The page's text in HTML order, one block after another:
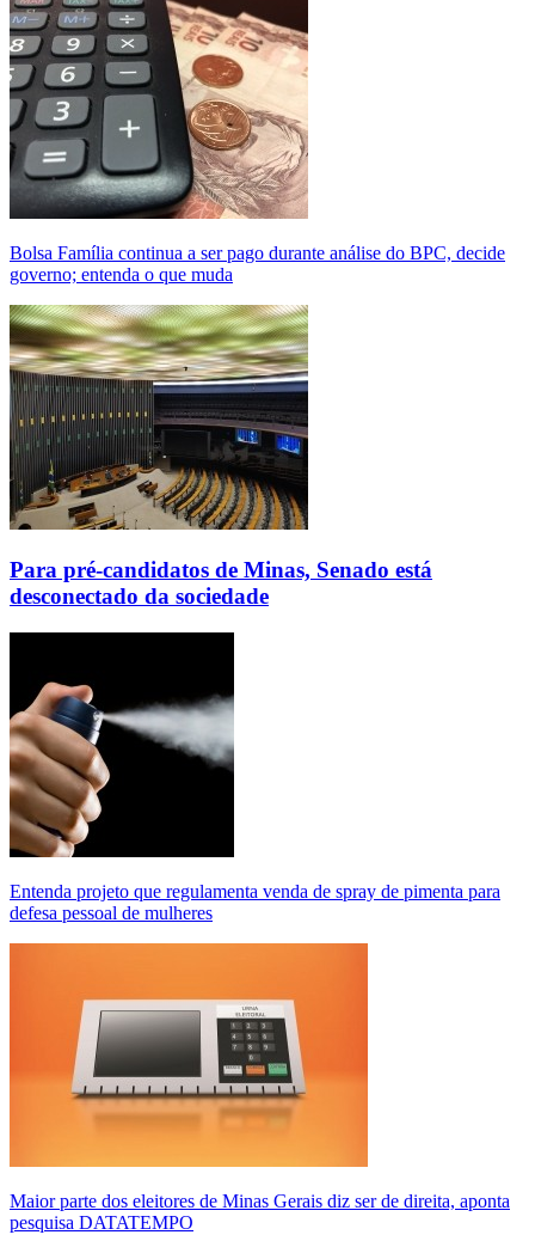
Bolsa Família continua a ser pago durante análise do BPC, decide
governo; entenda o que muda
Para pré-candidatos de Minas, Senado está
desconectado da sociedade
Entenda projeto que regulamenta venda de spray de pimenta para
defesa pessoal de mulheres
Maior parte dos eleitores de Minas Gerais diz ser de direita, aponta
pesquisa DATATEMPO